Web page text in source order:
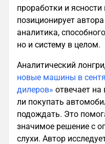
проработки и
позиционирует
аналитика,
но и систему в целом.
Аналитический
новые машины в
дилеров» отвечает на
ли покупать
подождать. Это
значимое решение с
слухи. Автор